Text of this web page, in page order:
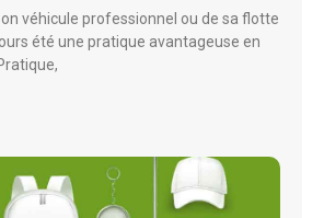
véhicule professionnel ou de sa flotte
été une pratique avantageuse en